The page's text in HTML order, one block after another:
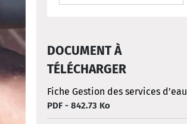
DOCUMENT À
TÉLÉCHARGER
Fiche Gestion des services d’eau
PDF - 842.73 Ko